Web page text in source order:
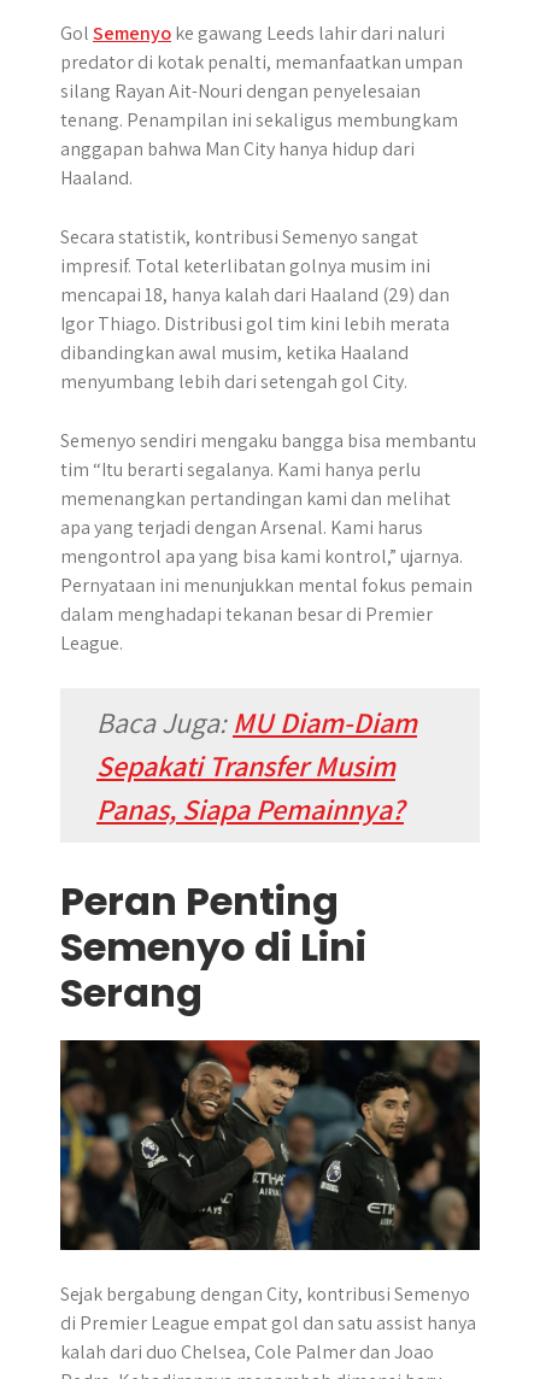
GolSemenyoke gawang Leeds lahir dari naluri
predator di kotak penalti, memanfaatkan umpan
silang Rayan Ait-Nouri dengan penyelesaian
tenang. Penampilan ini sekaligus membungkam
anggapan bahwa Man City hanya hidup dari
Haaland.
Secara statistik, kontribusi Semenyo sangat
impresif. Total keterlibatan golnya musim ini
mencapai 18, hanya kalah dari Haaland (29) dan
Igor Thiago. Distribusi gol tim kini lebih merata
dibandingkan awal musim, ketika Haaland
menyumbang lebih dari setengah gol City.
Semenyo sendiri mengaku bangga bisa membantu
tim “Itu berarti segalanya. Kami hanya perlu
memenangkan pertandingan kami dan melihat
apa yang terjadi dengan Arsenal. Kami harus
mengontrol apa yang bisa kami kontrol,” ujarnya.
Pernyataan ini menunjukkan mental fokus pemain
dalam menghadapi tekanan besar di Premier
League.
Baca Juga:MU Diam-Diam
Sepakati Transfer Musim
Panas, Siapa Pemainnya?
Peran Penting
Semenyo di Lini
Serang
Sejak bergabung dengan City, kontribusi Semenyo
di Premier League empat gol dan satu assist hanya
kalah dari duo Chelsea, Cole Palmer dan Joao